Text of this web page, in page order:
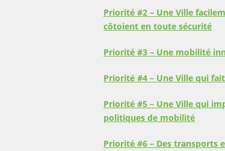
Priorité #2 – Une Ville
côtoient en toute sécurité
Priorité #3 – Une mobilité
Priorité #4 – Une Ville qui
Priorité #5 – Une Ville qui
politiques de mobilité
Priorité #6 – Des transports